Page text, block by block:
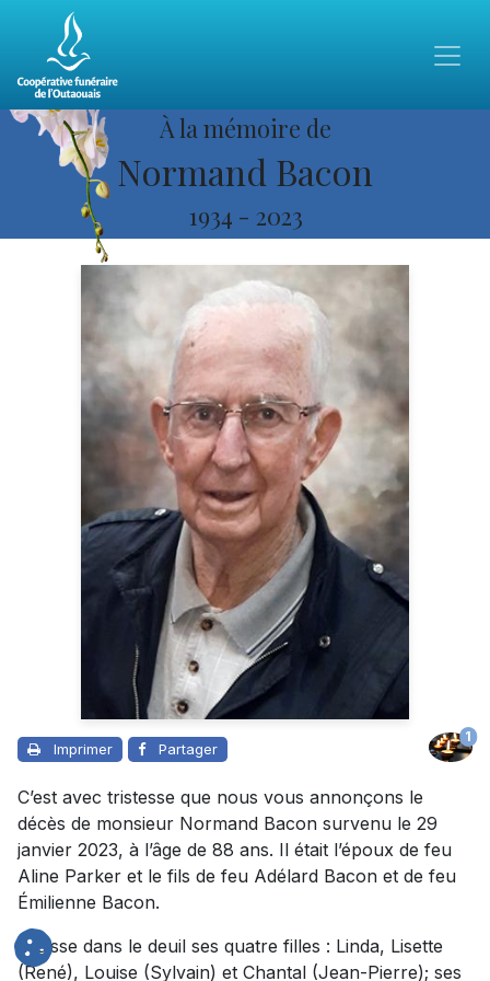
À la mémoire de
Normand Bacon
1934 - 2023
Imprimer Partager
1
C’est avec tristesse que nous vous annonçons le
décès de monsieur Normand Bacon survenu le 29
janvier 2023, à l’âge de 88 ans. Il était l’époux de feu
Aline Parker et le fils de feu Adélard Bacon et de feu
Émilienne Bacon.
Il laisse dans le deuil ses quatre filles : Linda, Lisette
(René), Louise (Sylvain) et Chantal (Jean-Pierre); ses